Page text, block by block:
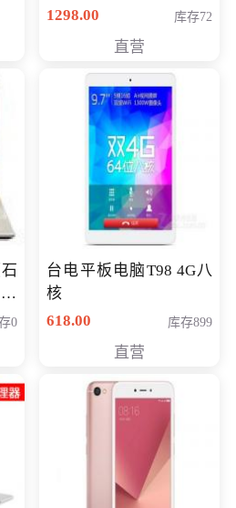
购买）
1298.00 库存72
直营
0
台电平板电脑T98 4G八
核
618.00
库存899
直营